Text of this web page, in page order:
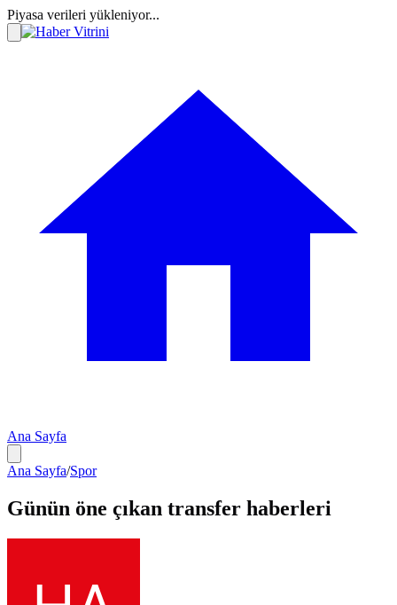
Piyasa verileri yükleniyor...
Ana Sayfa
Ana Sayfa/Spor
Günün öne çıkan transfer haberleri